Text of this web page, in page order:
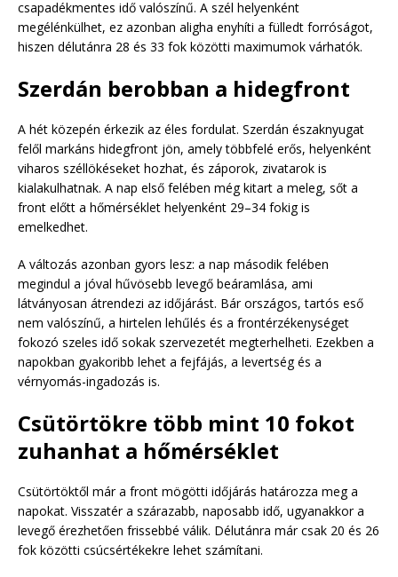
csapadékmentes idő valószínű. A szél helyenként
megélénkülhet, ez azonban aligha enyhíti a fülledt forróságot,
hiszen délutánra 28 és 33 fok közötti maximumok várhatók.
Szerdán berobban a hidegfront
A hét közepén érkezik az éles fordulat. Szerdán északnyugat
felől markáns hidegfront jön, amely többfelé erős, helyenként
viharos széllökéseket hozhat, és záporok, zivatarok is
kialakulhatnak. A nap első felében még kitart a meleg, sőt a
front előtt a hőmérséklet helyenként 29–34 fokig is
emelkedhet.
A változás azonban gyors lesz: a nap második felében
megindul a jóval hűvösebb levegő beáramlása, ami
látványosan átrendezi az időjárást. Bár országos, tartós eső
nem valószínű, a hirtelen lehűlés és a frontérzékenységet
fokozó szeles idő sokak szervezetét megterhelheti. Ezekben a
napokban gyakoribb lehet a fejfájás, a levertség és a
vérnyomás-ingadozás is.
Csütörtökre több mint 10 fokot
zuhanhat a hőmérséklet
Csütörtöktől már a front mögötti időjárás határozza meg a
napokat. Visszatér a szárazabb, naposabb idő, ugyanakkor a
levegő érezhetően frissebbé válik. Délutánra már csak 20 és 26
fok közötti csúcsértékekre lehet számítani.